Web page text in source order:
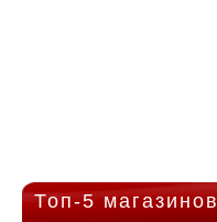
Топ-5 магазинов